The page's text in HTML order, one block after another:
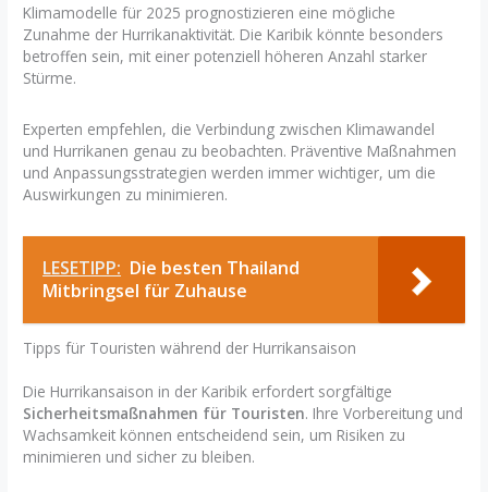
Klimamodelle für 2025 prognostizieren eine mögliche
Zunahme der Hurrikanaktivität. Die Karibik könnte besonders
betroffen sein, mit einer potenziell höheren Anzahl starker
Stürme.
Experten empfehlen, die Verbindung zwischen Klimawandel
und Hurrikanen genau zu beobachten. Präventive Maßnahmen
und Anpassungsstrategien werden immer wichtiger, um die
Auswirkungen zu minimieren.
LESETIPP: Die besten Thailand
Mitbringsel für Zuhause
Tipps für Touristen während der Hurrikansaison
Die Hurrikansaison in der Karibik erfordert sorgfältige
Sicherheitsmaßnahmen für Touristen. Ihre Vorbereitung und
Wachsamkeit können entscheidend sein, um Risiken zu
minimieren und sicher zu bleiben.